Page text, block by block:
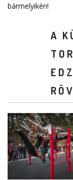
bármelyikén!
A